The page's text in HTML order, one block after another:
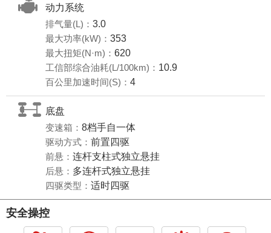
动力系统
排气量(L)： 3.0
最大功率(kW)： 353
最大扭矩(N·m)： 620
工信部综合油耗(L/100km)： 10.9
百公里加速时间(S)： 4
底盘
变速箱： 8档手自一体
驱动方式： 前置四驱
前悬： 连杆支柱式独立悬挂
后悬： 多连杆式独立悬挂
四驱类型： 适时四驱
安全操控